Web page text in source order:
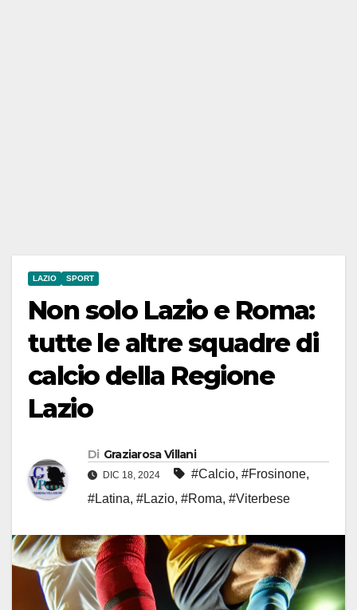
LAZIO SPORT
Non solo Lazio e Roma:
tutte le altre squadre di
calcio della Regione
Lazio
Di Graziarosa Villani
DIC 18, 2024 #Calcio, #Frosinone,
#Latina, #Lazio, #Roma, #Viterbese